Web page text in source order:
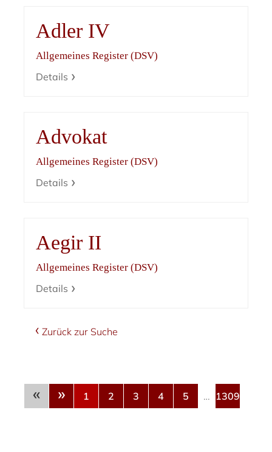
Adler IV
Allgemeines Register (DSV)
Details
Advokat
Allgemeines Register (DSV)
Details
Aegir II
Allgemeines Register (DSV)
Details
Zurück zur Suche
« » 1 2 3 4 5 … 1309